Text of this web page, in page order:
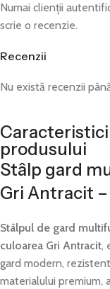
Recenzii
Nu există recenzii
Numai clienții
scrie o recenzie.
produsului
Stâlp gard
Gri Antracit
Stâlpul de gard
culoarea Gri Antracit,
gard modern,
materialului premium,